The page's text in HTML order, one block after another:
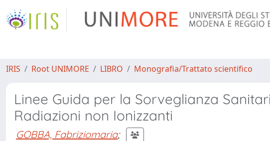
IRIS Root UNIMORE LIBRO Monografia/Trattato scientifico
Linee Guida per la Sorveglianza
Radiazioni non Ionizzanti
GOBBA, Fabriziomaria;